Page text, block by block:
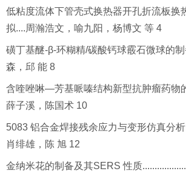
低粘度流体下管壳式换热器开孔折流板换
拟....周瀚浩文，喻九阳，杨博文 等 4
磺丁基醚-β-环糊精/碳酸钙球霰石微球的制
森，邱 能 8
含喹唑啉—芳基哌嗪结构新型抗肿瘤药物
薛子溪，陈国术 10
5083 铝合金焊接残余应力与变形仿真分析
肖绯雄，陈 旭 12
金纳米花的制备及其SERS 性质